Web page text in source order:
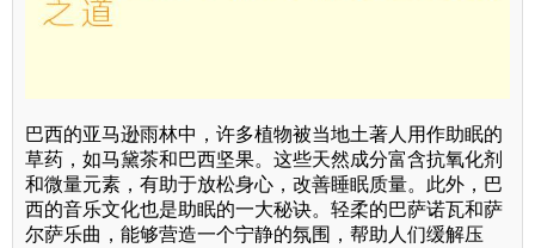
巴西的亚马逊雨林中，许多植物被当地土著人用作助眠的
草药，如马黛茶和巴西坚果。这些天然成分富含抗氧化剂
和微量元素，有助于放松身心，改善睡眠质量。此外，巴
西的音乐文化也是助眠的一大秘诀。轻柔的巴萨诺瓦和萨
尔萨乐曲，能够营造一个宁静的氛围，帮助人们缓解压